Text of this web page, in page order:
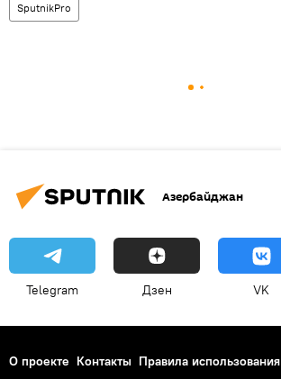
SputnikPro
Азербайджан
Telegram Дзен VK
О проекте Контакты Правила использования